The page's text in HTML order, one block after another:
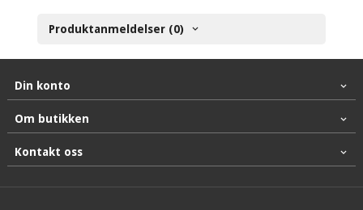
Produktanmeldelser (0)
Din konto
Om butikken
Kontakt oss